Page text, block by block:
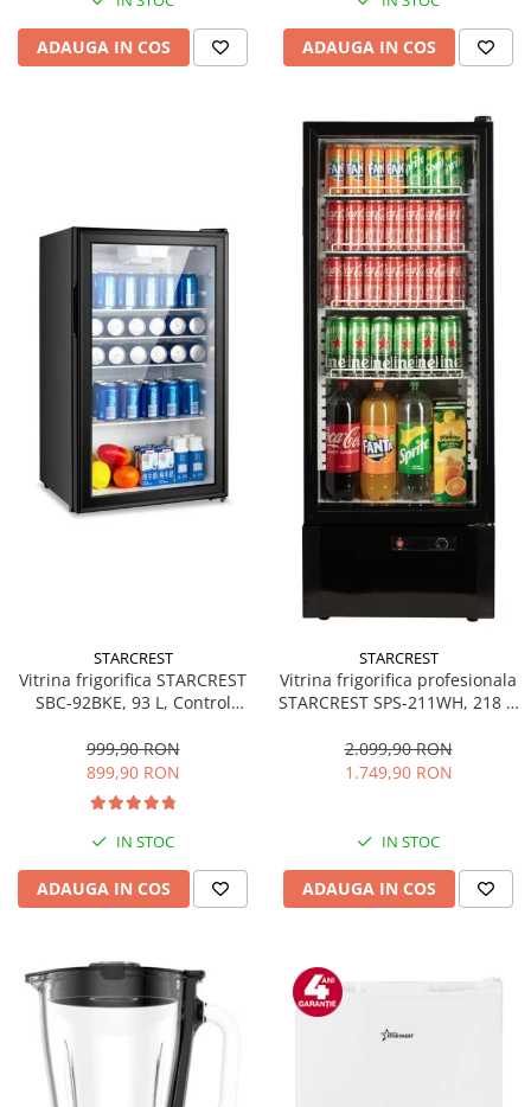
ADAUGA IN COS ADAUGA IN COS
STARCREST
Vitrina frigorifica STARCREST
SBC-92BKE, 93 L, Control
83.2 cm, Negru
999,90 RON
899,90 RON
IN STOC
ADAUGA IN COS
STARCREST
Vitrina frigorifica profesionala
STARCREST SPS-211WH, 218 L,
LED, H 141 cm, Negru
2.099,90 RON
1.749,90 RON
IN STOC
ADAUGA IN COS